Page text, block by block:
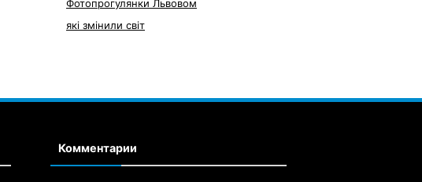
Фотопрогулянки Львовом
які змінили світ
Комментарии